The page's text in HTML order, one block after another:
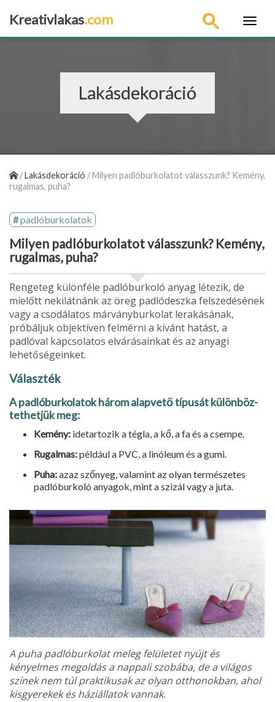
Kreativlakas.com
Lakásdekoráció
/Lakásdekoráció /Milyen padlóburkolatot válasszunk? Kemény,
rugalmas, puha?
padlóburkolatok
Milyen padlóburkolatot válasszunk? Kemény,
rugalmas, puha?
Rengeteg különféle padlóburkoló anyag létezik, de
mielőtt nekilátnánk az öreg padlódeszka felszedésének
vagy a csodála­tos márványburkolat lerakásának,
próbáljuk objektíven felmérni a kívánt hatást, a
padlóval kapcsolatos elvárásainkat és az anyagi
lehetőségeinket.
Választék
A padlóburkolatok három alapvető típusát különböz­
tethetjük meg:
Kemény: idetartozik a tégla, a kő, a fa és a csempe.
Rugalmas:például a PVC, a linóleum és a gumi.
Puha:azaz szőnyeg, valamint az olyan természetes
padló­burkoló anyagok, mint a szizál vagy a juta.
A puha padlóburkolat meleg felületet nyújt és
kényelmes megoldás a nappali szobába, de a világos
színek nem túl praktikusak az olyan otthonokban, ahol
kisgyerekek és háziállatok vannak.